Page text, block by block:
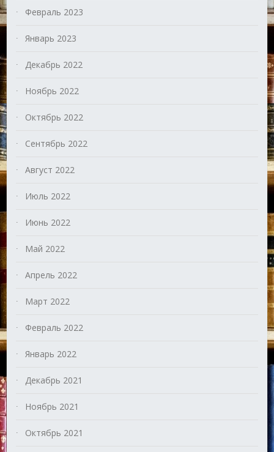
Февраль 2023
Январь 2023
Декабрь 2022
Ноябрь 2022
Октябрь 2022
Сентябрь 2022
Август 2022
Июль 2022
Июнь 2022
Май 2022
Апрель 2022
Март 2022
Февраль 2022
Январь 2022
Декабрь 2021
Ноябрь 2021
Октябрь 2021